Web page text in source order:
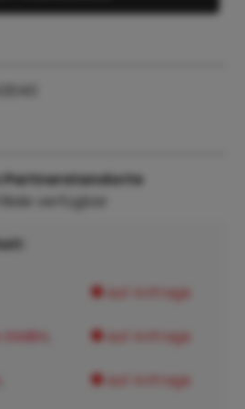
Partnerstandorte
verfügbar
auf Anfrage
auf Anfrage
auf Anfrage